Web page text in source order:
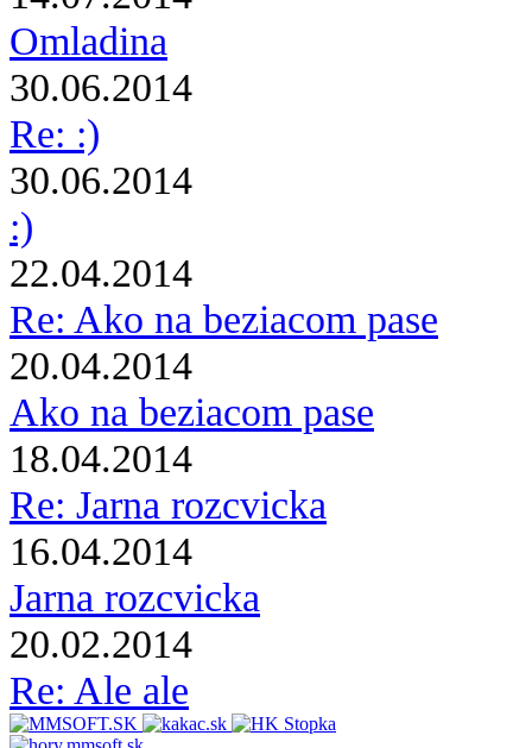
Omladina
30.06.2014
Re: :)
30.06.2014
:)
22.04.2014
Re: Ako na beziacom pase
20.04.2014
Ako na beziacom pase
18.04.2014
Re: Jarna rozcvicka
16.04.2014
Jarna rozcvicka
20.02.2014
Re: Ale ale